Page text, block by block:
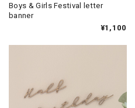
Boys & Girls Festival letter
banner
¥1,100